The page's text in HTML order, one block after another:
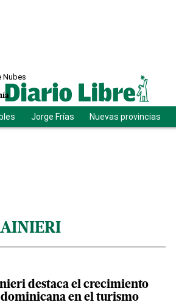
Nubes
Jorge Frías Nuevas provincias
destaca el crecimiento
en el turismo